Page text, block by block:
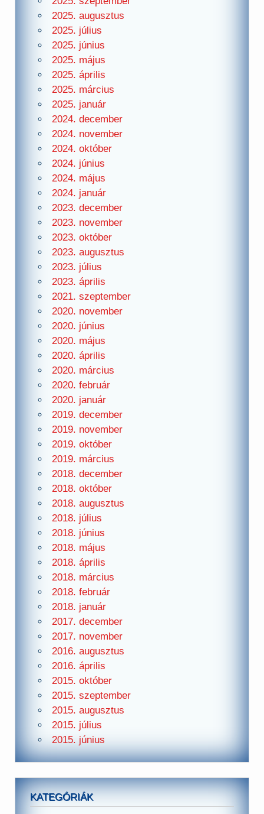
2025. augusztus
2025. július
2025. június
2025. május
2025. április
2025. március
2025. január
2024. december
2024. november
2024. október
2024. június
2024. május
2024. január
2023. december
2023. november
2023. október
2023. augusztus
2023. július
2023. április
2021. szeptember
2020. november
2020. június
2020. május
2020. április
2020. március
2020. február
2020. január
2019. december
2019. november
2019. október
2019. március
2018. december
2018. október
2018. augusztus
2018. július
2018. június
2018. május
2018. április
2018. március
2018. február
2018. január
2017. december
2017. november
2016. augusztus
2016. április
2015. október
2015. szeptember
2015. augusztus
2015. július
2015. június
KATEGÓRIÁK